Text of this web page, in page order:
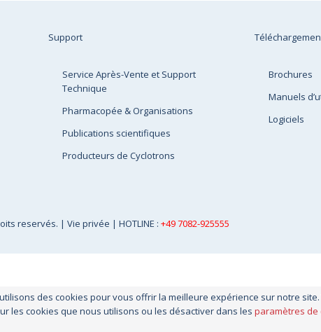
Support
Service Après-Vente et Support
Technique
Pharmacopée & Organisations
Publications scientifiques
Producteurs de Cyclotrons
Brochures
Manuels
Logiciels
reservés. | Vie privée | HOTLINE : +49 7082-925555
des cookies pour vous offrir la meilleure expérience sur notre
les cookies que nous utilisons ou les désactiver dans les paramètres de